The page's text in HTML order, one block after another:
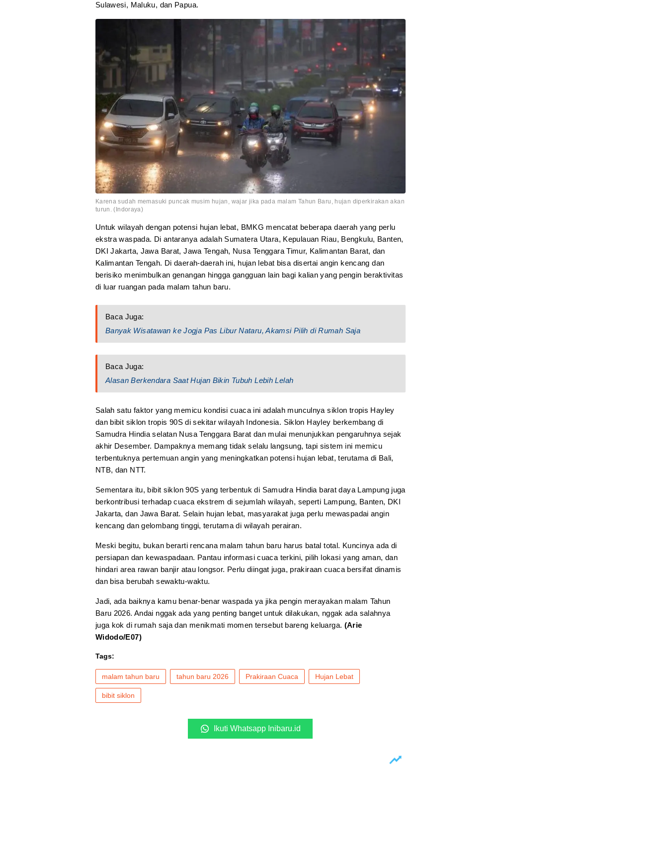
Sulawesi, Maluku, dan Papua.
Karena sudah memasuki puncak musim hujan, wajar jika pada malam Tahun Baru, hujan diperkirakan akan
turun. (Indoraya)
Untuk wilayah dengan potensi hujan lebat, BMKG mencatat beberapa daerah yang perlu
ekstra waspada. Di antaranya adalah Sumatera Utara, Kepulauan Riau, Bengkulu, Banten,
DKI Jakarta, Jawa Barat, Jawa Tengah, Nusa Tenggara Timur, Kalimantan Barat, dan
Kalimantan Tengah. Di daerah-daerah ini, hujan lebat bisa disertai angin kencang dan
berisiko menimbulkan genangan hingga gangguan lain bagi kalian yang pengin beraktivitas
di luar ruangan pada malam tahun baru.
Baca Juga:
Banyak Wisatawan ke Jogja Pas Libur Nataru, Akamsi Pilih di Rumah Saja
Baca Juga:
Alasan Berkendara Saat Hujan Bikin Tubuh Lebih Lelah
Salah satu faktor yang memicu kondisi cuaca ini adalah munculnya siklon tropis Hayley
dan bibit siklon tropis 90S di sekitar wilayah Indonesia. Siklon Hayley berkembang di
Samudra Hindia selatan Nusa Tenggara Barat dan mulai menunjukkan pengaruhnya sejak
akhir Desember. Dampaknya memang tidak selalu langsung, tapi sistem ini memicu
terbentuknya pertemuan angin yang meningkatkan potensi hujan lebat, terutama di Bali,
NTB, dan NTT.
Sementara itu, bibit siklon 90S yang terbentuk di Samudra Hindia barat daya Lampung juga
berkontribusi terhadap cuaca ekstrem di sejumlah wilayah, seperti Lampung, Banten, DKI
Jakarta, dan Jawa Barat. Selain hujan lebat, masyarakat juga perlu mewaspadai angin
kencang dan gelombang tinggi, terutama di wilayah perairan.
Meski begitu, bukan berarti rencana malam tahun baru harus batal total. Kuncinya ada di
persiapan dan kewaspadaan. Pantau informasi cuaca terkini, pilih lokasi yang aman, dan
hindari area rawan banjir atau longsor. Perlu diingat juga, prakiraan cuaca bersifat dinamis
dan bisa berubah sewaktu-waktu.
Jadi, ada baiknya kamu benar-benar waspada ya jika pengin merayakan malam Tahun
Baru 2026. Andai nggak ada yang penting banget untuk dilakukan, nggak ada salahnya
juga kok di rumah saja dan menikmati momen tersebut bareng keluarga. (Arie
Widodo/E07)
Tags:
malam tahun baru tahun baru 2026 Prakiraan Cuaca Hujan Lebat
bibit siklon
Ikuti Whatsapp Inibaru.id